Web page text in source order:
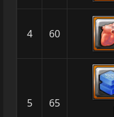
4 60
5 65